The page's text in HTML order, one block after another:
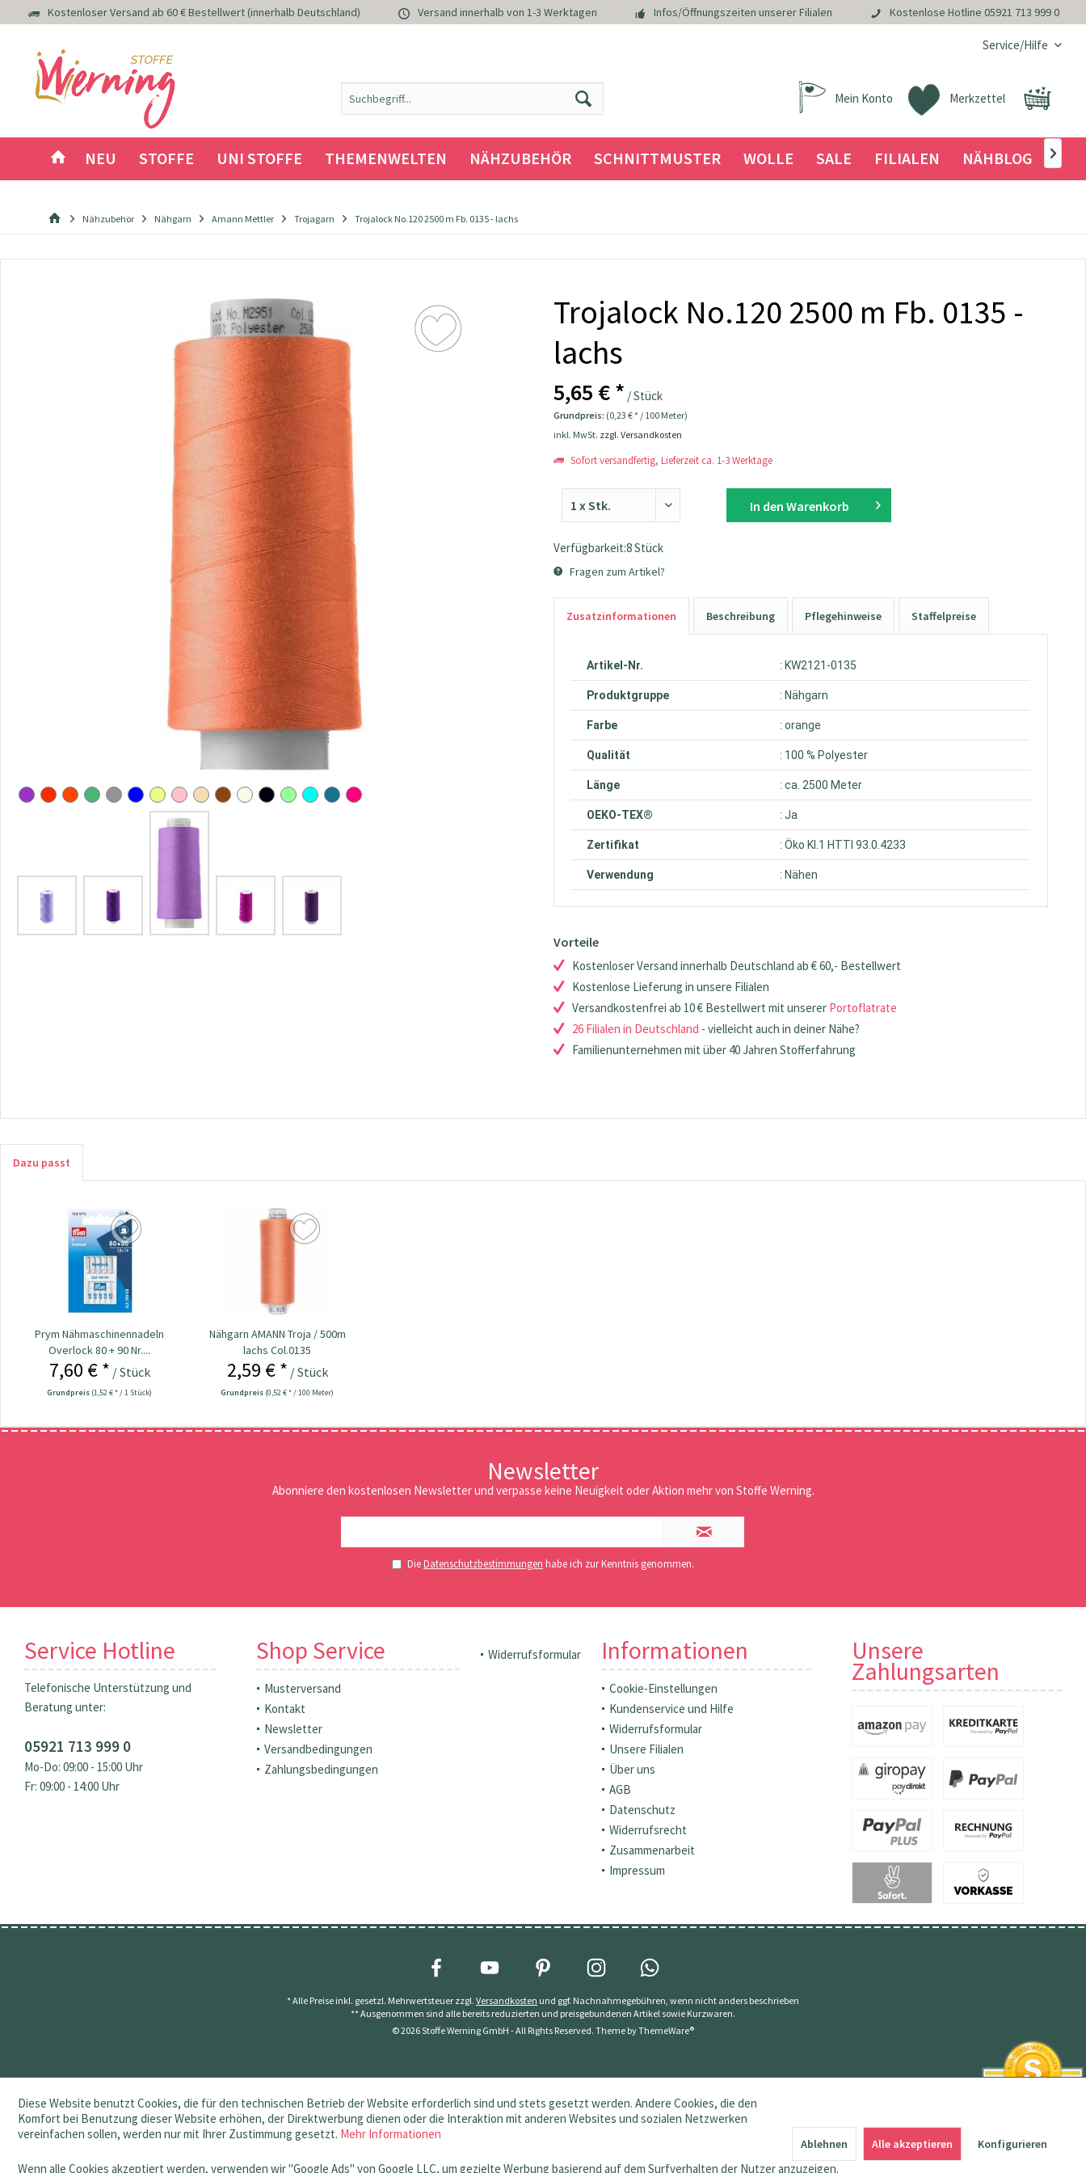
Kostenloser Versand ab 60 € Bestellwert (innerhalb Deutschland) Versand innerhalb von 1-3 Werktagen Infos/Öffnungszeiten unserer Filialen Kostenlose Hotline 05921 713 999 0
Service/Hilfe
Merkzettel
Mein Konto
NEU STOFFE UNI STOFFE THEMENWELTEN NÄHZUBEHÖR SCHNITTMUSTER WOLLE SALE FILIALEN NÄHBLOG 
Nähzubehör Nähgarn Amann Mettler Trojagarn Trojalock No.120 2500 m Fb. 0135 - lachs
Trojalock No.120 2500 m Fb. 0135 -
lachs
5,65 € * / Stück
Grundpreis: (0,23 € * / 100 Meter)
inkl. MwSt. zzgl. Versandkosten
Sofort versandfertig, Lieferzeit ca. 1-3 Werktage
In den Warenkorb
Verfügbarkeit:8 Stück
Fragen zum Artikel?
Zusatzinformationen Beschreibung Pflegehinweise Staffelpreise
Artikel-Nr. : KW2121-0135
Produktgruppe : Nähgarn
Farbe : orange
Qualität : 100 % Polyester
Länge : ca. 2500 Meter
OEKO-TEX® : Ja
Zertifikat : Öko Kl.1 HTTI 93.0.4233
Verwendung : Nähen
Vorteile
Kostenloser Versand innerhalb Deutschland ab € 60,- Bestellwert
Kostenlose Lieferung in unsere Filialen
Versandkostenfrei ab 10 € Bestellwert mit unserer Portoflatrate
26 Filialen in Deutschland - vielleicht auch in deiner Nähe?
Familienunternehmen mit über 40 Jahren Stofferfahrung
Dazu passt
Prym Nähmaschinennadeln
Overlock 80 + 90 Nr....
7,60 € * / Stück
Grundpreis (1,52 € * / 1 Stück)
Nähgarn AMANN Troja / 500m
lachs Col.0135
2,59 € * / Stück
Grundpreis (0,52 € * / 100 Meter)
Newsletter
Abonniere den kostenlosen Newsletter und verpasse keine Neuigkeit oder Aktion mehr von Stoffe Werning.
DieDatenschutzbestimmungen habe ich zur Kenntnis genommen.
Service Hotline
Telefonische Unterstützung und
Beratung unter:
05921 713 999 0
Mo-Do: 09:00 - 15:00 Uhr
Fr: 09:00 - 14:00 Uhr
Shop Service
Musterversand
Kontakt
Newsletter
Versandbedingungen
Zahlungsbedingungen
Widerrufsformular Informationen
Cookie-Einstellungen
Kundenservice und Hilfe
Widerrufsformular
Unsere Filialen
Über uns
AGB
Datenschutz
Widerrufsrecht
Zusammenarbeit
Impressum
Unsere
Zahlungsarten
* Alle Preise inkl. gesetzl. Mehrwertsteuer zzgl. Versandkosten und ggf. Nachnahmegebühren, wenn nicht anders beschrieben
** Ausgenommen sind alle bereits reduzierten und preisgebundenen Artikel sowie Kurzwaren.
© 2026 Stoffe Werning GmbH - All Rights Reserved. Theme byThemeWare®
Diese Website benutzt Cookies, die für den technischen Betrieb der Website erforderlich sind und stets gesetzt werden. Andere Cookies, die den
Komfort bei Benutzung dieser Website erhöhen, der Direktwerbung dienen oder die Interaktion mit anderen Websites und sozialen Netzwerken
vereinfachen sollen, werden nur mit Ihrer Zustimmung gesetzt. Mehr Informationen
Wenn alle Cookies akzeptiert werden, verwenden wir "Google Ads" von Google LLC, um gezielte Werbung basierend auf dem Surfverhalten der Nutzer anzuzeigen.
Ablehnen Alle akzeptieren Konfigurieren
aus 144 Bewertungen